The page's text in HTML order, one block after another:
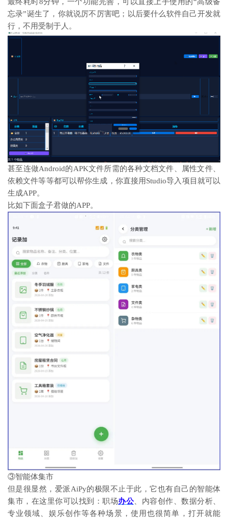
最终耗时8分钟，一个功能完善，可以直接上手使用的“高级备
忘录”诞生了，你就说厉不厉害吧；以后要什么软件自己开发就
行，不用受制于人。
甚至连做Android的APK文件所需的各种文档文件、属性文件、
依赖文件等等都可以帮你生成，你直接用Studio导入项目就可以
生成APP。
比如下面盒子君做的APP。
③智能体集市
但是很显然，爱派AiPy的极限不止于此，它也有自己的智能体
集市，在这里你可以找到： 职场办公、 内容创作、数据分析、
专业领域、娱乐创作等各种场景，使用也很简单，打开就能